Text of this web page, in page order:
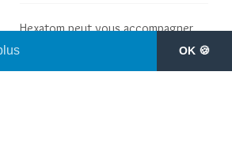
OK 🍪
Hexatom peut vous accompagner